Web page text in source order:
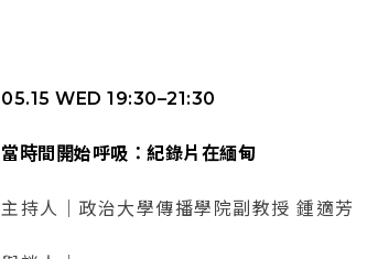
05.15 WED 19:30–21:30
當時間開始呼吸：紀錄片在緬甸
主持人｜政治大學傳播學院副教授 鍾適芳